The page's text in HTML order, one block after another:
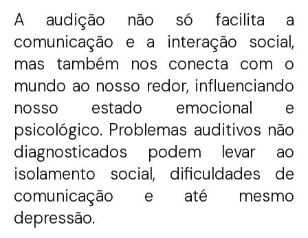
A audição não só facilita a
comunicação e a interação social,
mas também nos conecta com o
mundo ao nosso redor, influenciando
nosso estado emocional e
psicológico. Problemas auditivos não
diagnosticados podem levar ao
isolamento social, dificuldades de
comunicação e até mesmo
depressão.